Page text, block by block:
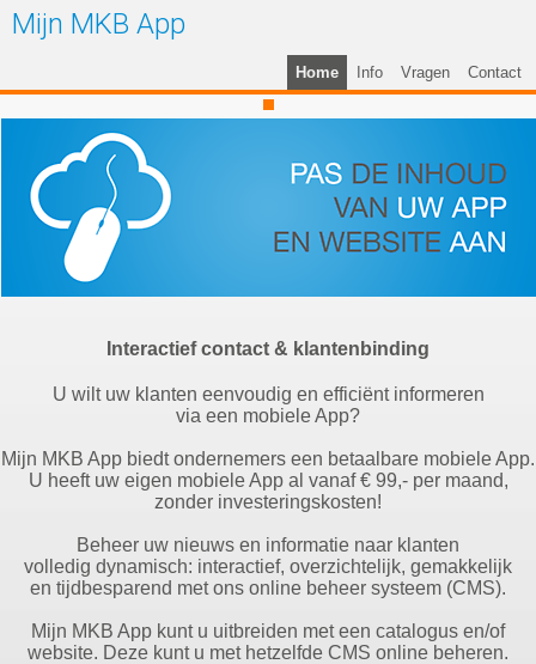
Mijn MKB App
Home Info Vragen Contact
Interactief contact & klantenbinding
U wilt uw klanten eenvoudig en efficiënt informeren
via een mobiele App?
Mijn MKB App biedt ondernemers een betaalbare mobiele App.
U heeft uw eigen mobiele App al vanaf € 99,- per maand,
zonder investeringskosten!
Beheer uw nieuws en informatie naar klanten
volledig dynamisch: interactief, overzichtelijk, gemakkelijk
en tijdbesparend met ons online beheer systeem (CMS).
Mijn MKB App kunt u uitbreiden met een catalogus en/of
website. Deze kunt u met hetzelfde CMS online beheren.